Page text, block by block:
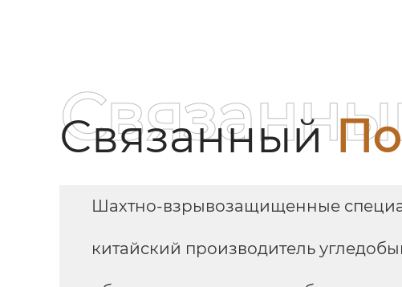
Связанный
Шахтно-взрывозащищенные
китайский производитель